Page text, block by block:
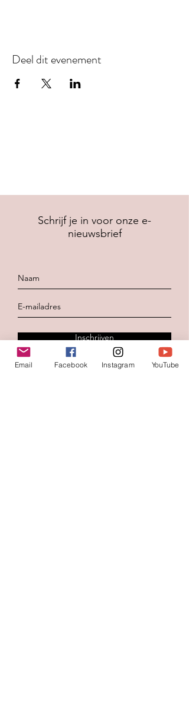
Deel dit evenement
Schrijf je in voor onze e-
nieuwsbrief
Inschrijven
Email Facebook Instagram YouTube